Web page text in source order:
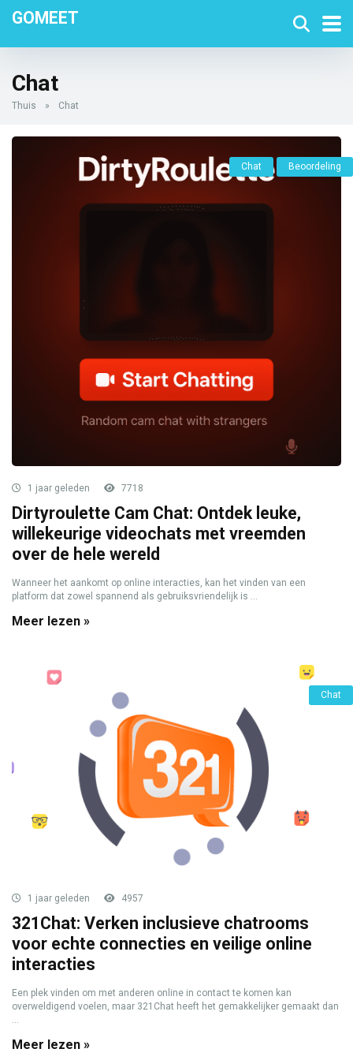
GOMEET
Chat
Thuis » Chat
Chat Beoordeling
1 jaar geleden 7718
Dirtyroulette Cam Chat: Ontdek leuke,
willekeurige videochats met vreemden
over de hele wereld
Wanneer het aankomt op online interacties, kan het vinden van een
platform dat zowel spannend als gebruiksvriendelijk is ...
Meer lezen »
Chat
1 jaar geleden 4957
321Chat: Verken inclusieve chatrooms
voor echte connecties en veilige online
interacties
Een plek vinden om met anderen online in contact te komen kan
overweldigend voelen, maar 321Chat heeft het gemakkelijker gemaakt dan
...
Meer lezen »